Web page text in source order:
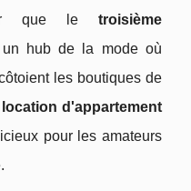
que le troisième
hub de la mode où
les boutiques de
location d'appartement
pour les amateurs